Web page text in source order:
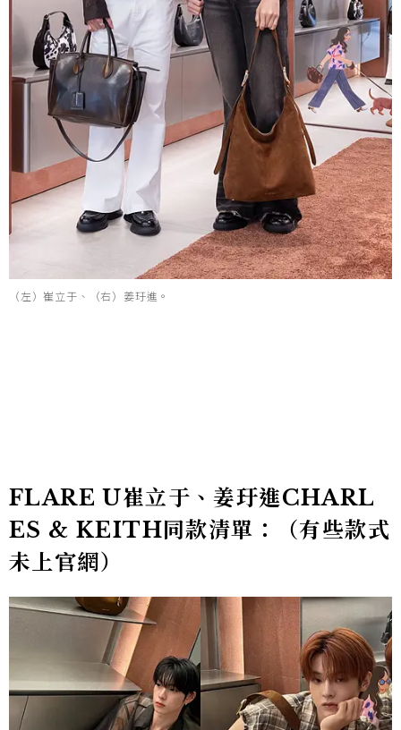
（左）崔立于、（右）姜玗進。
FLARE U崔立于、姜玗進CHARL
ES & KEITH同款清單：（有些款式
未上官網）